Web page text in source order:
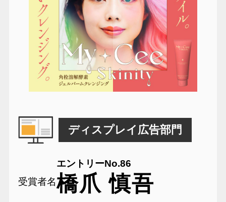
ディスプレイ広告部門
受賞者名
エントリーNo.86
橋爪 慎吾